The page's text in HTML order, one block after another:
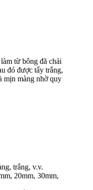
từ bông đã chải
đó được tẩy trắng,
mịn màng nhờ quy
trắng, v.v.
20mm, 30mm,